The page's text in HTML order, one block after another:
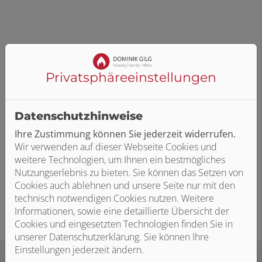
perfekt in jedes moderne Badezimmer. Beschläge und
Profile sind in edlem Chrom bzw. Silber Hochglanz oder
auch in der mattlackierten Oberfläche Schwarz Soft
erhältlich. Sowohl die Griffplatte außen, als auch der
Knopfgriff mit praktischer Fingermulde innen,
überzeugen optisch und haptisch. Der charakteristische
Metall-Gelenkbeschlag sieht nicht nur sehr schick aus,
sondern sorgt absolut zuverlässig für eine Hebe-Senk-
und Pendelfunktion. Durch die innen glatte Oberfläche
lässt sich der Beschlag ganz einfach reinigen.
Privatsphäre­einstellungen
Datenschutzhinweise
Ihre Zustimmung können Sie jederzeit widerrufen.
Wir verwenden auf dieser Webseite Cookies und
weitere Technologien, um Ihnen ein bestmögliches
Nutzungserlebnis zu bieten. Sie können das Setzen von
Cookies auch ablehnen und unsere Seite nur mit den
technisch notwendigen Cookies nutzen. Weitere
Informationen, sowie eine detaillierte Übersicht der
Cookies und eingesetzten Technologien finden Sie in
unserer Datenschutzerklärung. Sie können Ihre
Einstellungen jederzeit ändern.